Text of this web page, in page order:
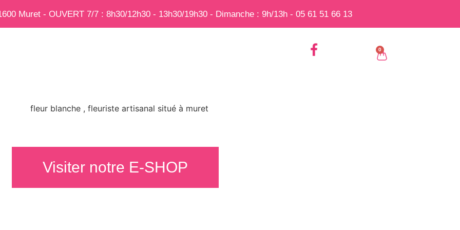
Muret - OUVERT 7/7 : 8h30/12h30 - 13h30/19h30 - Dimanche : 9h/13h - 05 61 51 66 13
0
Visiter notre E-SHOP